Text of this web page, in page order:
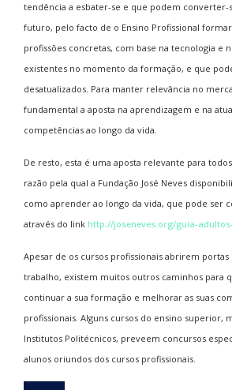
tendência a esbater-se e que podem converter-
futuro, pelo facto de o Ensino Profissional
profissões concretas, com base na tecnologia e
existentes no momento da formação, e que
desatualizados. Para manter relevância no
fundamental a aposta na aprendizagem e na
competências ao longo da vida.
De resto, esta é uma aposta relevante para
razão pela qual a Fundação José Neves
como aprender ao longo da vida, que pode ser
através do link http://joseneves.org/guia-
Apesar de os cursos profissionais abrirem
trabalho, existem muitos outros caminhos para
continuar a sua formação e melhorar as suas
profissionais. Alguns cursos do ensino superior,
Institutos Politécnicos, preveem concursos
alunos oriundos dos cursos profissionais.